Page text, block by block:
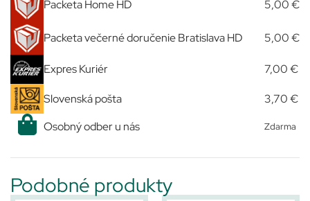
Packeta Home HD 5,00 €
Packeta večerné doručenie Bratislava HD 5,00 €
Expres Kuriér 7,00 €
Slovenská pošta
3,70 €
Osobný odber u nás
Zdarma
Podobné produkty